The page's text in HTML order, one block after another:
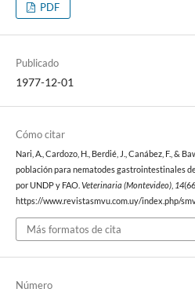
PDF
Publicado
1977-12-01
Cómo citar
Nari, A., Cardozo, H., Berdié, J., Canábez, F., &
población para nematodes gastrointestinales
por UNDP y FAO.Veterinaria (Montevideo), 14
https://www.revistasmvu.com.uy/index.php/
Más formatos de cita
Número